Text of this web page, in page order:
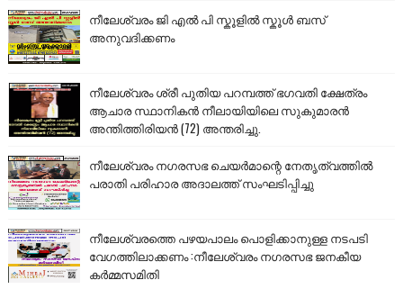
നീലേശ്വരം ജി എൽ പി സ്കൂളിൽ സ്കൂൾ ബസ്
അനുവദിക്കണം
നീലേശ്വരം ശ്രീ പുതിയ പറമ്പത്ത് ഭഗവതി ക്ഷേത്രം
ആചാര സ്ഥാനികൻ നീലായിയിലെ സുകുമാരൻ
അന്തിത്തിരിയൻ (72) അന്തരിച്ചു.
നീലേശ്വരം നഗരസഭ ചെയർമാന്റെ നേതൃത്വത്തിൽ
പരാതി പരിഹാര അദാലത്ത് സംഘടിപ്പിച്ചു
നീലേശ്വരത്തെ പഴയപാലം പൊളിക്കാനുള്ള നടപടി
വേഗത്തിലാക്കണം :നീലേശ്വരം നഗരസഭ ജനകീയ
കർമ്മസമിതി